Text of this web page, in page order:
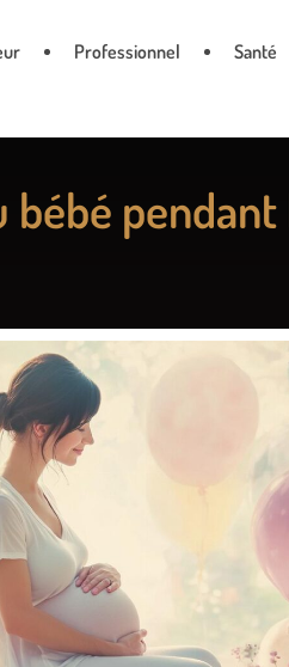
Professionnel Santé
bébé pendant